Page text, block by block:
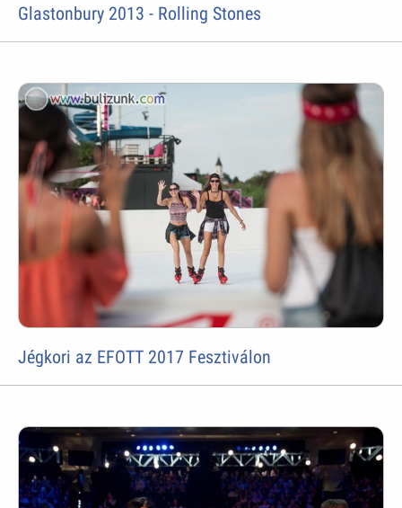
Glastonbury 2013 - Rolling Stones
Jégkori az EFOTT 2017 Fesztiválon